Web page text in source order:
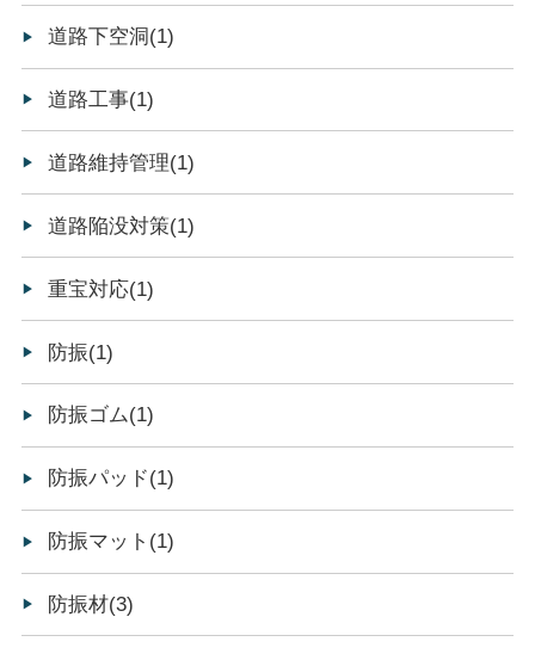
道路下空洞(1)
道路工事(1)
道路維持管理(1)
道路陥没対策(1)
重宝対応(1)
防振(1)
防振ゴム(1)
防振パッド(1)
防振マット(1)
防振材(3)